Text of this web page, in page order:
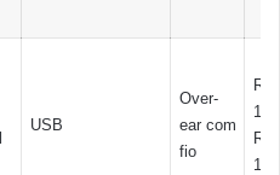
USB
Over-
ear com
fio
R$
R$
180